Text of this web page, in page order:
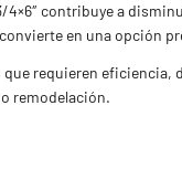
4×6″ contribuye a
en una opción
que requieren
remodelación.